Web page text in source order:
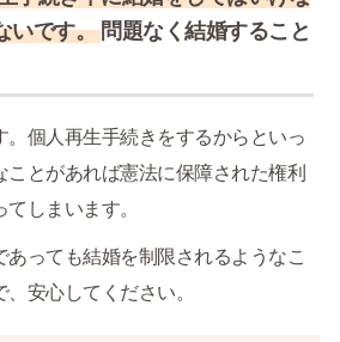
いです。 問題なく結婚すること
。個人再生手続きをするからといっ
ことがあれば憲法に保障された権利
しまいます。
あっても結婚を制限されるようなこ
安心してください。